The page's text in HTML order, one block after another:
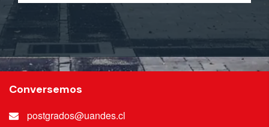
Conversemos
postgrados@uandes.cl